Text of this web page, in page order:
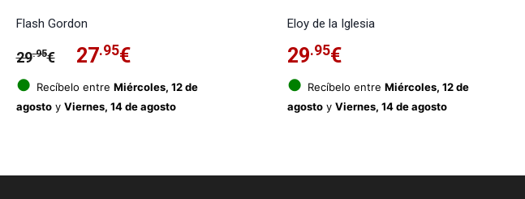
Flash Gordon
29.95€
El
precio
original
27.95€El
precio
actual
● Recíbelo entre Miércoles, 12 de
agostoy Viernes, 14 de agosto
Eloy de la Iglesia
29.95€
● Recíbelo entre Miércoles, 12 de
agostoy Viernes, 14 de agosto